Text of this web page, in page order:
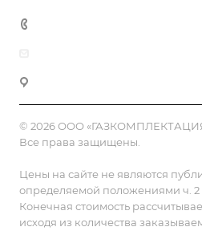
© 2026 ООО
Все права защищены.
Цены на сайте не являются
определяемой положениями ч. 2
Конечная стоимость
исходя из количества